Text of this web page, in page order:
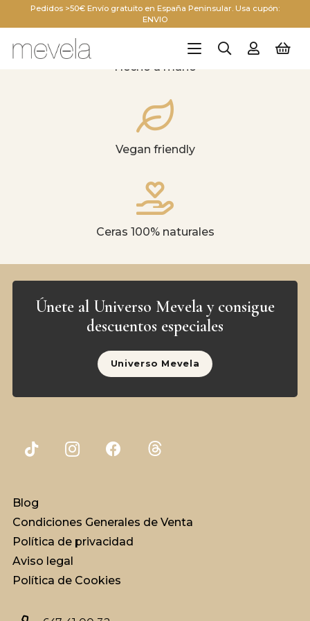
Pedidos >50€ Envío gratuito en España Peninsular. Usa cupón:
ENVIO
Hecho a mano
Vegan friendly
Ceras 100% naturales
Únete al Universo Mevela y consigue
descuentos especiales
Universo Mevela
Blog
Condiciones Generales de Venta
Política de privacidad
Aviso legal
Política de Cookies